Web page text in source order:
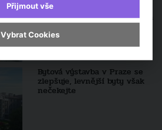
ženy. Vlastní bydlení pro ně
představuje finanční jistotu a
zajištění do budoucna
Bytová výstavba v Praze se
zlepšuje, levnější byty však
nečekejte
Přijmout vše
Vybrat Cookies